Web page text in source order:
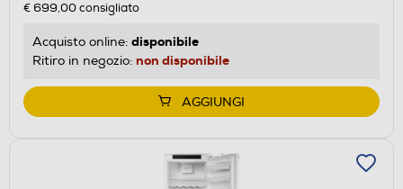
€ 699,00consigliato
Acquisto online: disponibile
Ritiro in negozio: non disponibile
AGGIUNGI